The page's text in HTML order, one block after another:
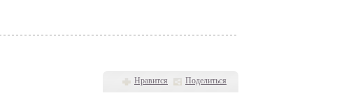
Нравится Поделиться